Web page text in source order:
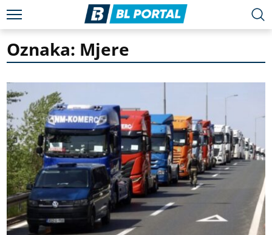
Oznaka: Mjere